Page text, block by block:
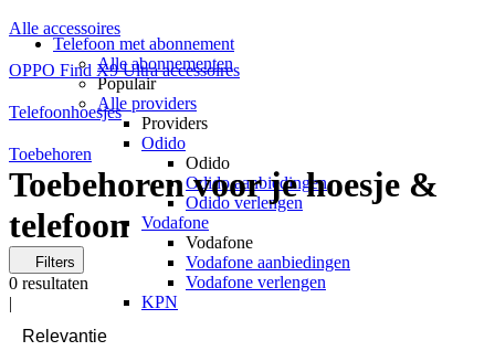
Telefoon met abonnement
Alle abonnementen
Populair
Alle providers
Providers
Odido
Odido
Odido aanbiedingen
Odido verlengen
Vodafone
Vodafone
Vodafone aanbiedingen
Vodafone verlengen
KPN
Alle accessoires
OPPO Find X9 Ultra accessoires
Telefoonhoesjes
Toebehoren
Toebehoren voor je hoesje &
telefoon
Filters
0 resultaten
|